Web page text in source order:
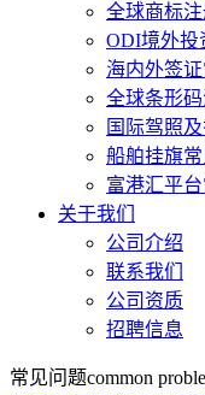
全球商标
ODI境外投
海内外签
全球条形
国际驾照
船舶挂旗
富港汇平
关于我们
公司介绍
联系我们
公司资质
招聘信息
常见问题common